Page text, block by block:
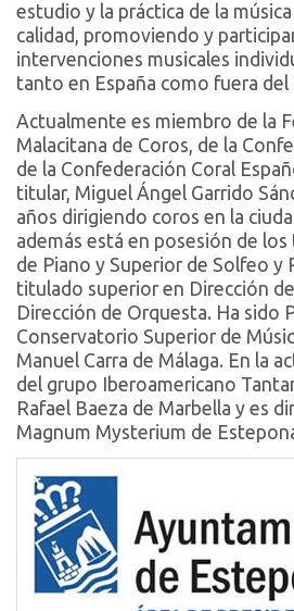
estudio y la práctica de la
calidad, promoviendo y
intervenciones musicales
tanto en España como fuera del
Actualmente es miembro de la
Malacitana de Coros, de la
de la Confederación Coral
titular, Miguel Ángel Garrido
años dirigiendo coros en la
además está en posesión de
de Piano y Superior de Solfeo y
titulado superior en Dirección
Dirección de Orquesta. Ha sido
Conservatorio Superior de
Manuel Carra de Málaga. En la
del grupo Iberoamericano
Rafael Baeza de Marbella y es
Magnum Mysterium de